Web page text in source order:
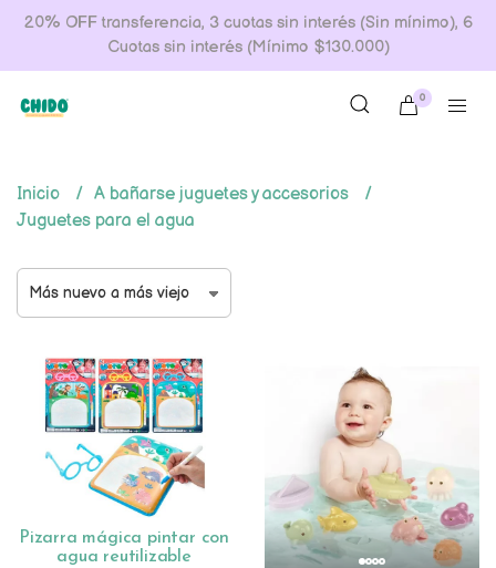
20% OFF transferencia, 3 cuotas sin interés (Sin mínimo), 6
Cuotas sin interés (Mínimo $130.000)
0
Inicio
A bañarse juguetes y accesorios
Juguetes para el agua
Pizarra mágica pintar con
agua reutilizable